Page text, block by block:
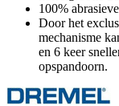
100%
Door het
mechanisme
en 6 keer
opspandoorn.